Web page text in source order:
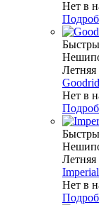
Нет в
Летняя
Нет в
Летняя
Нет в